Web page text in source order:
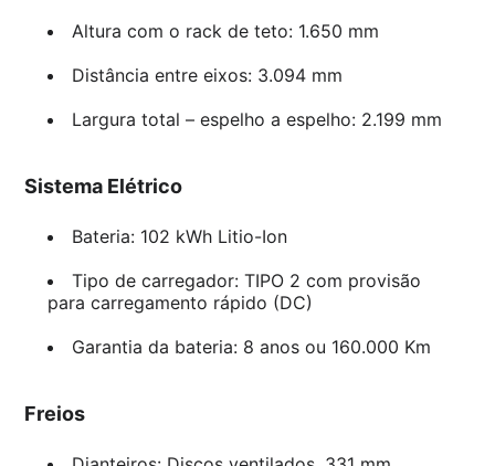
Altura com o rack de teto: 1.650 mm
Distância entre eixos: 3.094 mm
Largura total – espelho a espelho: 2.199 mm
Sistema Elétrico
Bateria: 102 kWh Litio-Ion
Tipo de carregador: TIPO 2 com provisão
para carregamento rápido (DC)
Garantia da bateria: 8 anos ou 160.000 Km
Freios